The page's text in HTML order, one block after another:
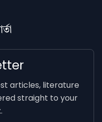
articles, literature
straight to your